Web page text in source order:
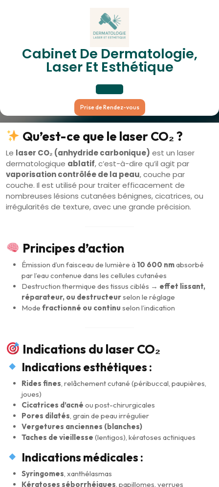
Cabinet De Dermatologie,
Laser Et Esthétique
Open
Button
Prise de Rendez-vous
Laser CO₂ Dermatologique
Qu’est-ce que le laser CO₂ ?
Le laser CO₂ (anhydride carbonique) est un laser
dermatologique ablatif, c’est-à-dire qu’il agit par
vaporisation contrôlée de la peau, couche par
couche. Il est utilisé pour traiter efficacement de
nombreuses lésions cutanées bénignes, cicatrices, ou
irrégularités de texture, avec une grande précision.
Principes d’action
Émission d’un faisceau de lumière à 10 600 nmabsorbé
par l’eau contenue dans les cellules cutanées
Destruction thermique des tissus ciblés → effet lissant,
réparateur, ou destructeurselon le réglage
Mode fractionné ou continu selon l’indication
Indications du laser CO₂
Indications esthétiques :
Rides fines , relâchement cutané (péribuccal, paupières,
joues)
Cicatrices d’acné ou post-chirurgicales
Pores dilatés , grain de peau irrégulier
Vergetures anciennes (blanches)
Taches de vieillesse (lentigos), kératoses actiniques
Indications médicales :
Syringomes , xanthélasmas
Kératoses séborrhéiques , papillomes, verrues